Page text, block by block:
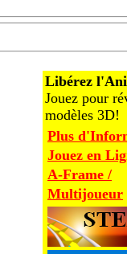
Libérez
Jouez pour
modèles 3D!
Plus
Jouez en
A-Frame /
Multijoueur